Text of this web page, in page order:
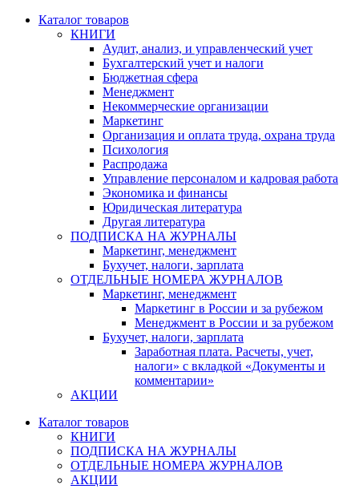
Каталог товаров
КНИГИ
Аудит, анализ, и управленческий учет
Бухгалтерский учет и налоги
Бюджетная сфера
Менеджмент
Некоммерческие организации
Маркетинг
Организация и оплата труда, охрана труда
Психология
Распродажа
Управление персоналом и кадровая работа
Экономика и финансы
Юридическая литература
Другая литература
ПОДПИСКА НА ЖУРНАЛЫ
Маркетинг, менеджмент
Бухучет, налоги, зарплата
ОТДЕЛЬНЫЕ НОМЕРА ЖУРНАЛОВ
Маркетинг, менеджмент
Маркетинг в России и за рубежом
Менеджмент в России и за рубежом
Бухучет, налоги, зарплата
Заработная плата. Расчеты, учет,
налоги» с вкладкой «Документы и
комментарии»
АКЦИИ
Каталог товаров
КНИГИ
ПОДПИСКА НА ЖУРНАЛЫ
ОТДЕЛЬНЫЕ НОМЕРА ЖУРНАЛОВ
АКЦИИ